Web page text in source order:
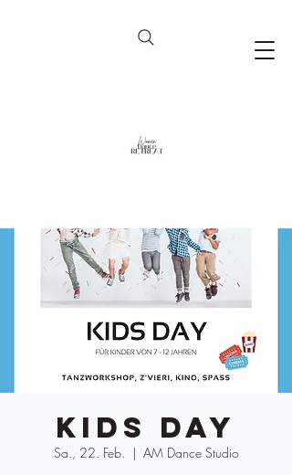
Kids Day
Sa., 22. Feb.
  |
AM Dance Studio